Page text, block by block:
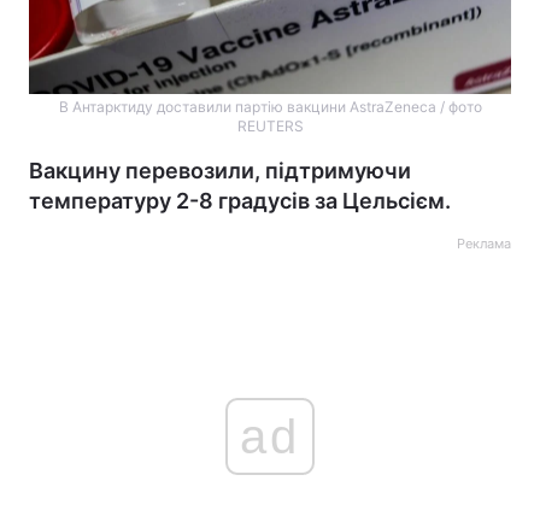
В Антарктиду доставили партію вакцини AstraZeneca / фото
REUTERS
Вакцину перевозили, підтримуючи
температуру 2-8 градусів за Цельсієм.
Реклама
ad